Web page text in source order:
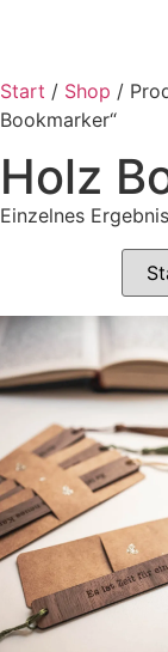
Start / Shop /
Bookmarker“
Holz
Einzelnes